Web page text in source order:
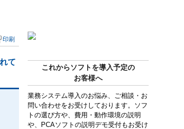
これからソフトを導入予定の
お客様へ
業務システム導入のお悩み、ご相談・お
問い合わせをお受けしております。ソフ
トの選び方や、費用・動作環境の説明
や、PCAソフトの説明デモ受付もお受け
印刷
て